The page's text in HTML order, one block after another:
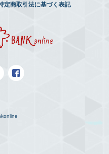
定商取引法に基づく表記